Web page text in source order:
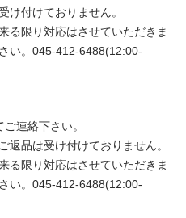
付けておりません。
る限り対応はさせていただきま
い。045-412-6488(12:00-
連絡下さい。
品は受け付けておりません。
る限り対応はさせていただきま
い。045-412-6488(12:00-